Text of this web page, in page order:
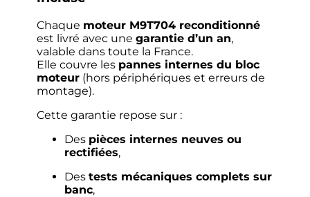
Chaque moteur M9T704 reconditionné
est livré avec une garantie d’un an,
valable dans toute la France.
Elle couvre les pannes internes du bloc
moteur (hors périphériques et erreurs de
montage).
Cette garantie repose sur :
Des pièces internes neuves ou
rectifiées,
Des tests mécaniques complets sur
banc,